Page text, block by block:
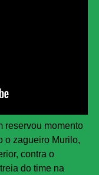
reservou momento
o zagueiro Murilo,
contra o
do time na